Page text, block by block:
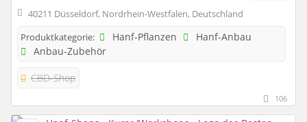
40211 Düsseldorf, Nordrhein-Westfalen, Deutschland
Produktkategorie:
Hanf-Pflanzen
Hanf-Anbau
Anbau-Zubehör
CBD-Shop
106